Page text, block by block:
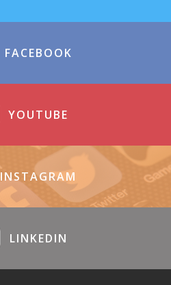
FACEBOOK
YOUTUBE
INSTAGRAM
LINKEDIN